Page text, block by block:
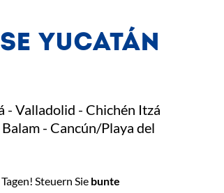
YUCATÁN
- Valladolid - Chichén Itzá
- Cancún/Playa del
Steuern Sie bunte